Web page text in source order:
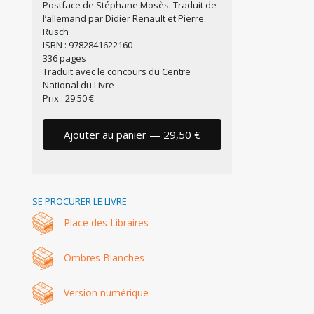
Postface de Stéphane Mosès. Traduit de
l’allemand par Didier Renault et Pierre
Rusch
ISBN : 9782841622160
336 pages
Traduit avec le concours du Centre
National du Livre
Prix : 29.50 €
Ajouter au panier — 29,50 €
SE PROCURER LE LIVRE
Place des Libraires
Ombres Blanches
Version numérique